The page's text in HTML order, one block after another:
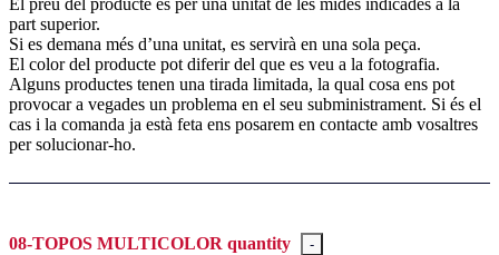
El preu del producte és per una unitat de les mides indicades a la
part superior.
Si es demana més d’una unitat, es servirà en una sola peça.
El color del producte pot diferir del que es veu a la fotografia.
Alguns productes tenen una tirada limitada, la qual cosa ens pot
provocar a vegades un problema en el seu subministrament. Si és el
cas i la comanda ja està feta ens posarem en contacte amb vosaltres
per solucionar-ho.
08-TOPOS MULTICOLOR quantity